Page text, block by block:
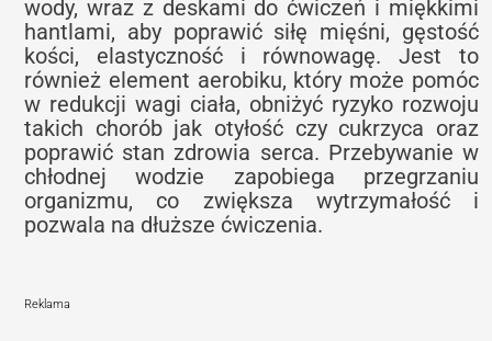
wody, wraz z deskami do ćwiczeń i miękkimi
hantlami, aby poprawić siłę mięśni, gęstość
kości, elastyczność i równowagę. Jest to
również element aerobiku, który może pomóc
w redukcji wagi ciała, obniżyć ryzyko rozwoju
takich chorób jak otyłość czy cukrzyca oraz
poprawić stan zdrowia serca. Przebywanie w
chłodnej wodzie zapobiega przegrzaniu
organizmu, co zwiększa wytrzymałość i
pozwala na dłuższe ćwiczenia.
Reklama